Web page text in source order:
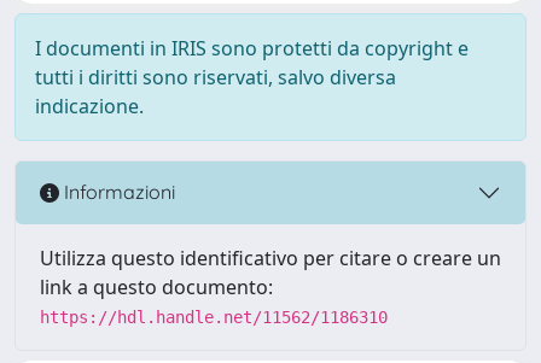
I documenti in IRIS sono protetti da copyright e
tutti i diritti sono riservati, salvo diversa
indicazione.
Informazioni
Utilizza questo identificativo per citare o creare un
link a questo documento:
https://hdl.handle.net/11562/1186310